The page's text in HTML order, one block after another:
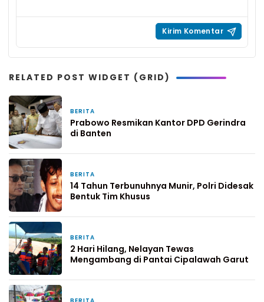
RELATED POST WIDGET (GRID)
BERITA
Prabowo Resmikan Kantor DPD Gerindra
di Banten
BERITA
14 Tahun Terbunuhnya Munir, Polri Didesak
Bentuk Tim Khusus
BERITA
2 Hari Hilang, Nelayan Tewas
Mengambang di Pantai Cipalawah Garut